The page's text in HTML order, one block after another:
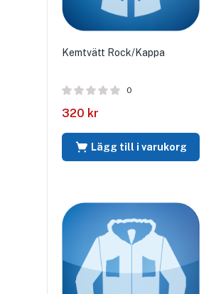
Kemtvätt Rock/Kappa
0
320 kr
Lägg till i varukorg